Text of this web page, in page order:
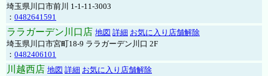
埼玉県川口市前川 1-1-11-3003
： 0482641591
ララガーデン川口店 地図 詳細 お気に入り店舗解除
埼玉県川口市宮町18-9 ララガーデン川口 2F
： 0482406101
川越西店 地図 詳細 お気に入り店舗解除